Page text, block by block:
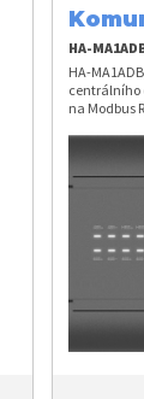
HA-
HA-
centrálního
na Modbus